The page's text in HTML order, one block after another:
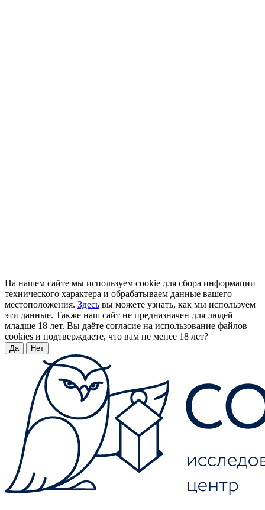
На нашем сайте мы используем cookie для сбора информации
технического характера и обрабатываем данные вашего
местоположения. Здесь вы можете узнать, как мы используем
эти данные. Также наш сайт не предназначен для людей
младше 18 лет. Вы даёте согласие на использование файлов
cookies и подтверждаете, что вам не менее 18 лет?
Да Нет